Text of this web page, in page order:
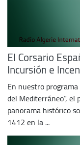
El Corsario
Incursión e
En nuestro
del Mediterráneo”,
panorama histórico
1412 en la ...